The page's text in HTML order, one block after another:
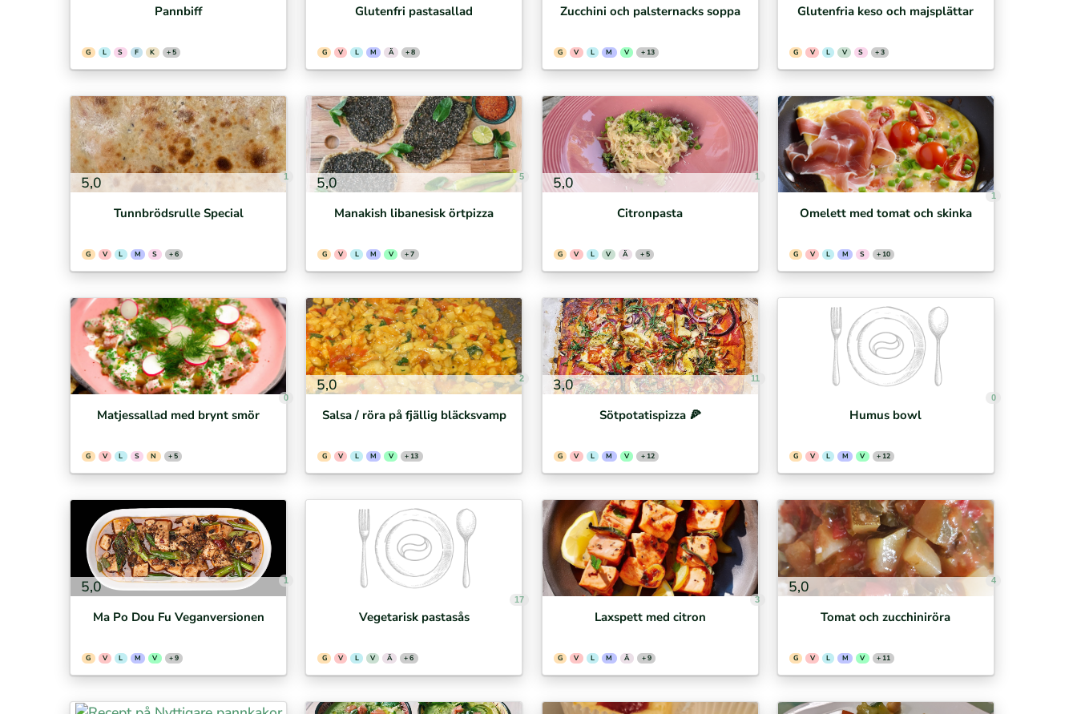
Pannbiff
G L S F K + 5
Glutenfri pastasallad
G V L M Ä + 8
Zucchini och palsternacks soppa
G V L M V + 13
Glutenfria keso och majsplättar
G V L V S + 3
5,0 1
Tunnbrödsrulle Special
G V L M S + 6
5,0 5
Manakish libanesisk örtpizza
G V L M V + 7
5,0 1
Citronpasta
G V L V Ä + 5
1
Omelett med tomat och skinka
G V L M S + 10
0
Matjessallad med brynt smör
G V L S N + 5
5,0 2
Salsa / röra på fjällig bläcksvamp
G V L M V + 13
3,0 11
Sötpotatispizza 🍕⁣
G V L M V + 12
0
Humus bowl
G V L M V + 12
5,0 1
Ma Po Dou Fu Veganversionen
G V L M V + 9
17
Vegetarisk pastasås
G V L V Ä + 6
3
Laxspett med citron
G V L M Ä + 9
5,0 4
Tomat och zucchiniröra
G V L M V + 11